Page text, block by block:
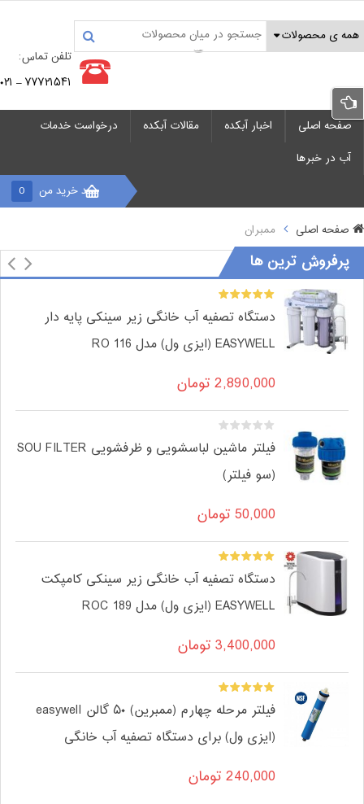
تلفن تماس:
۷۷۷۲۱۵۴۱ – ۰۲۱
صفحه اصلی اخبار آبکده مقالات آبکده
درخواست خدمات
آب در خبرها
سبد خرید من
0
صفحه اصلی ممبران
پرفروش ترین ها
دستگاه تصفیه آب خانگی زیر سینکی پایه دار
EASYWELL (ایزی ول) مدل RO 116
2,890,000 تومان
فیلتر ماشین لباسشویی و ظرفشویی SOU FILTER
(سو فیلتر)
50,000 تومان
دستگاه تصفیه آب خانگی زیر سینکی کامپکت
EASYWELL (ایزی ول) مدل ROC 189
3,400,000 تومان
فیلتر مرحله چهارم (ممبرین) ۵۰ گالن easywell
(ایزی ول) برای دستگاه تصفیه آب خانگی
240,000 تومان